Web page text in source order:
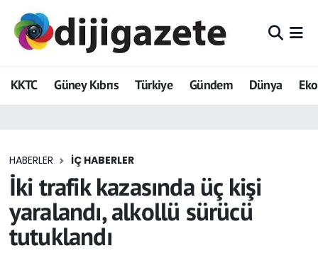
KKTC Güney Kıbrıs Türkiye Gündem Dünya
HABERLER İÇ HABERLER
İki trafik kazasında üç kişi
yaralandı, alkollü sürücü
tutuklandı
ADVERTORIAL
Dijigazete
Eğitim
Ekonomi
Foto Galeri
Hava Durumu
Trafik Durumu
Tüm Manşetler
Son Dakika Haberleri
Haber Arşivi